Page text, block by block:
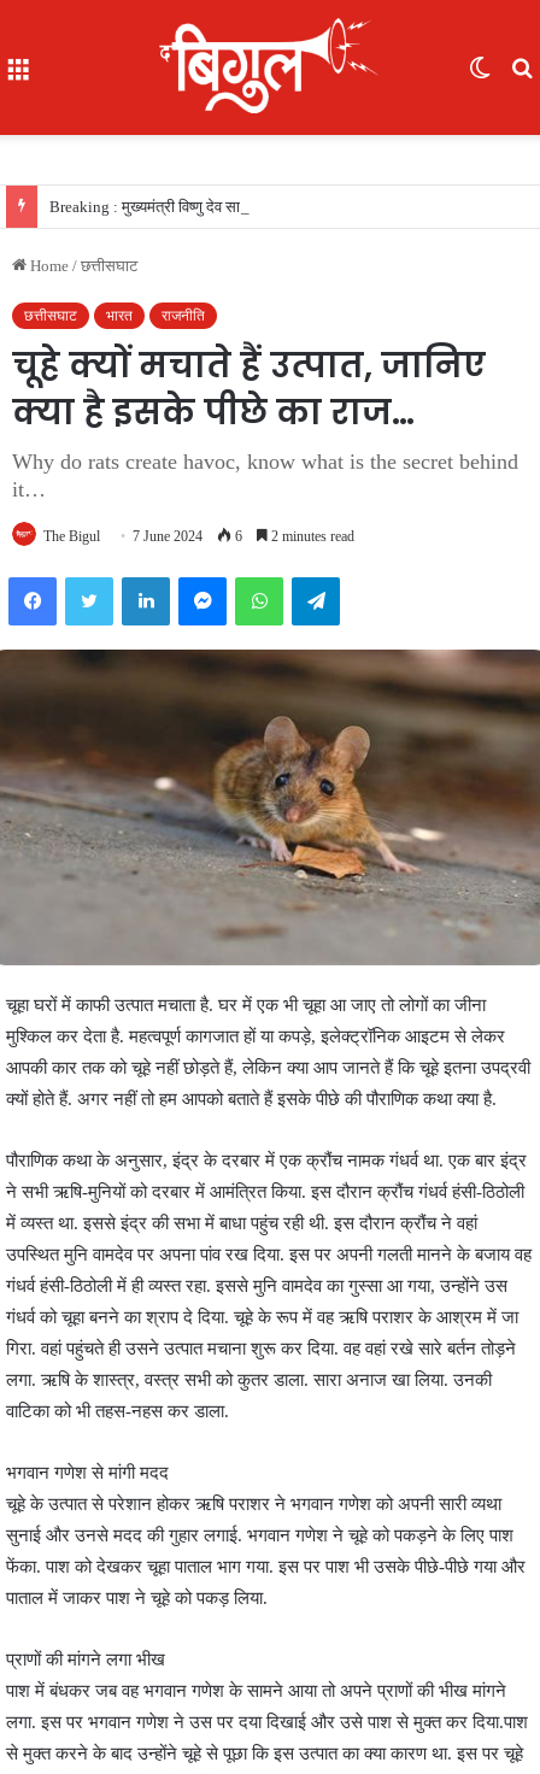
Home / छत्तीसघाट
छत्तीसघाट भारत राजनीति
चूहे क्यों मचाते हैं उत्पात, जानिए
क्या है इसके पीछे का राज…
Why do rats create havoc, know what is the secret behind
it…
The Bigul 7 June 2024 6 2 minutes read
FacebookTwitter LinkedInMessengerWhatsAppTelegram
चूहा घरों में काफी उत्पात मचाता है. घर में एक भी चूहा आ जाए तो लोगों का जीना
मुश्किल कर देता है. महत्वपूर्ण कागजात हों या कपड़े, इलेक्ट्रॉनिक आइटम से लेकर
आपकी कार तक को चूहे नहीं छोड़ते हैं, लेकिन क्या आप जानते हैं कि चूहे इतना उपद्रवी
क्यों होते हैं. अगर नहीं तो हम आपको बताते हैं इसके पीछे की पौराणिक कथा क्या है.
पौराणिक कथा के अनुसार, इंद्र के दरबार में एक क्रौंच नामक गंधर्व था. एक बार इंद्र
ने सभी ऋषि-मुनियों को दरबार में आमंत्रित किया. इस दौरान क्रौंच गंधर्व हंसी-ठिठोली
में व्यस्त था. इससे इंद्र की सभा में बाधा पहुंच रही थी. इस दौरान क्रौंच ने वहां
उपस्थित मुनि वामदेव पर अपना पांव रख दिया. इस पर अपनी गलती मानने के बजाय वह
गंधर्व हंसी-ठिठोली में ही व्यस्त रहा. इससे मुनि वामदेव का गुस्सा आ गया, उन्होंने उस
गंधर्व को चूहा बनने का श्राप दे दिया. चूहे के रूप में वह ऋषि पराशर के आश्रम में जा
गिरा. वहां पहुंचते ही उसने उत्पात मचाना शुरू कर दिया. वह वहां रखे सारे बर्तन तोड़ने
लगा. ऋषि के शास्त्र, वस्त्र सभी को कुतर डाला. सारा अनाज खा लिया. उनकी
वाटिका को भी तहस-नहस कर डाला.
भगवान गणेश से मांगी मदद
चूहे के उत्पात से परेशान होकर ऋषि पराशर ने भगवान गणेश को अपनी सारी व्यथा
सुनाई और उनसे मदद की गुहार लगाई. भगवान गणेश ने चूहे को पकड़ने के लिए पाश
फेंका. पाश को देखकर चूहा पाताल भाग गया. इस पर पाश भी उसके पीछे-पीछे गया और
पाताल में जाकर पाश ने चूहे को पकड़ लिया.
प्राणों की मांगने लगा भीख
पाश में बंधकर जब वह भगवान गणेश के सामने आया तो अपने प्राणों की भीख मांगने
लगा. इस पर भगवान गणेश ने उस पर दया दिखाई और उसे पाश से मुक्त कर दिया.पाश
से मुक्त करने के बाद उन्होंने चूहे से पूछा कि इस उत्पात का क्या कारण था. इस पर चूहे